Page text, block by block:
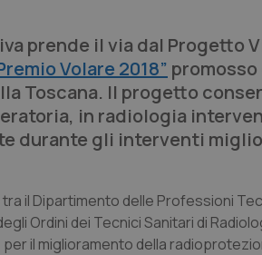
prende il via dal Progetto
Volare 2018”
Toscana. Il progetto
in radiologia
durante gli interventi
il Dipartimento delle Professioni
Ordini dei Tecnici Sanitari di
il miglioramento della